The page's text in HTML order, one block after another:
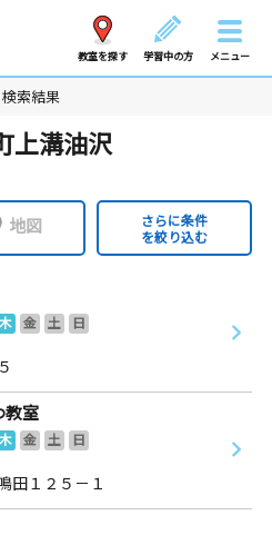
教室を探す 学習中の方 メニュー
検索結果
上溝油沢
地図
さらに条件
を絞り込む
木 金 土
日
教室
木 金 土
日
田１２５－１